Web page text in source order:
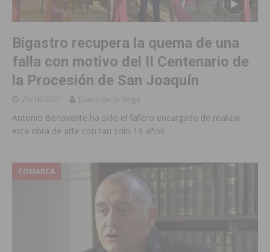
Bigastro recupera la quema de una
falla con motivo del II Centenario de
la Procesión de San Joaquín
25/10/2021 Diario de la Vega
Antonio Benavente ha sido el fallero encargado de realizar
esta obra de arte con tan solo 19 años
COMARCA